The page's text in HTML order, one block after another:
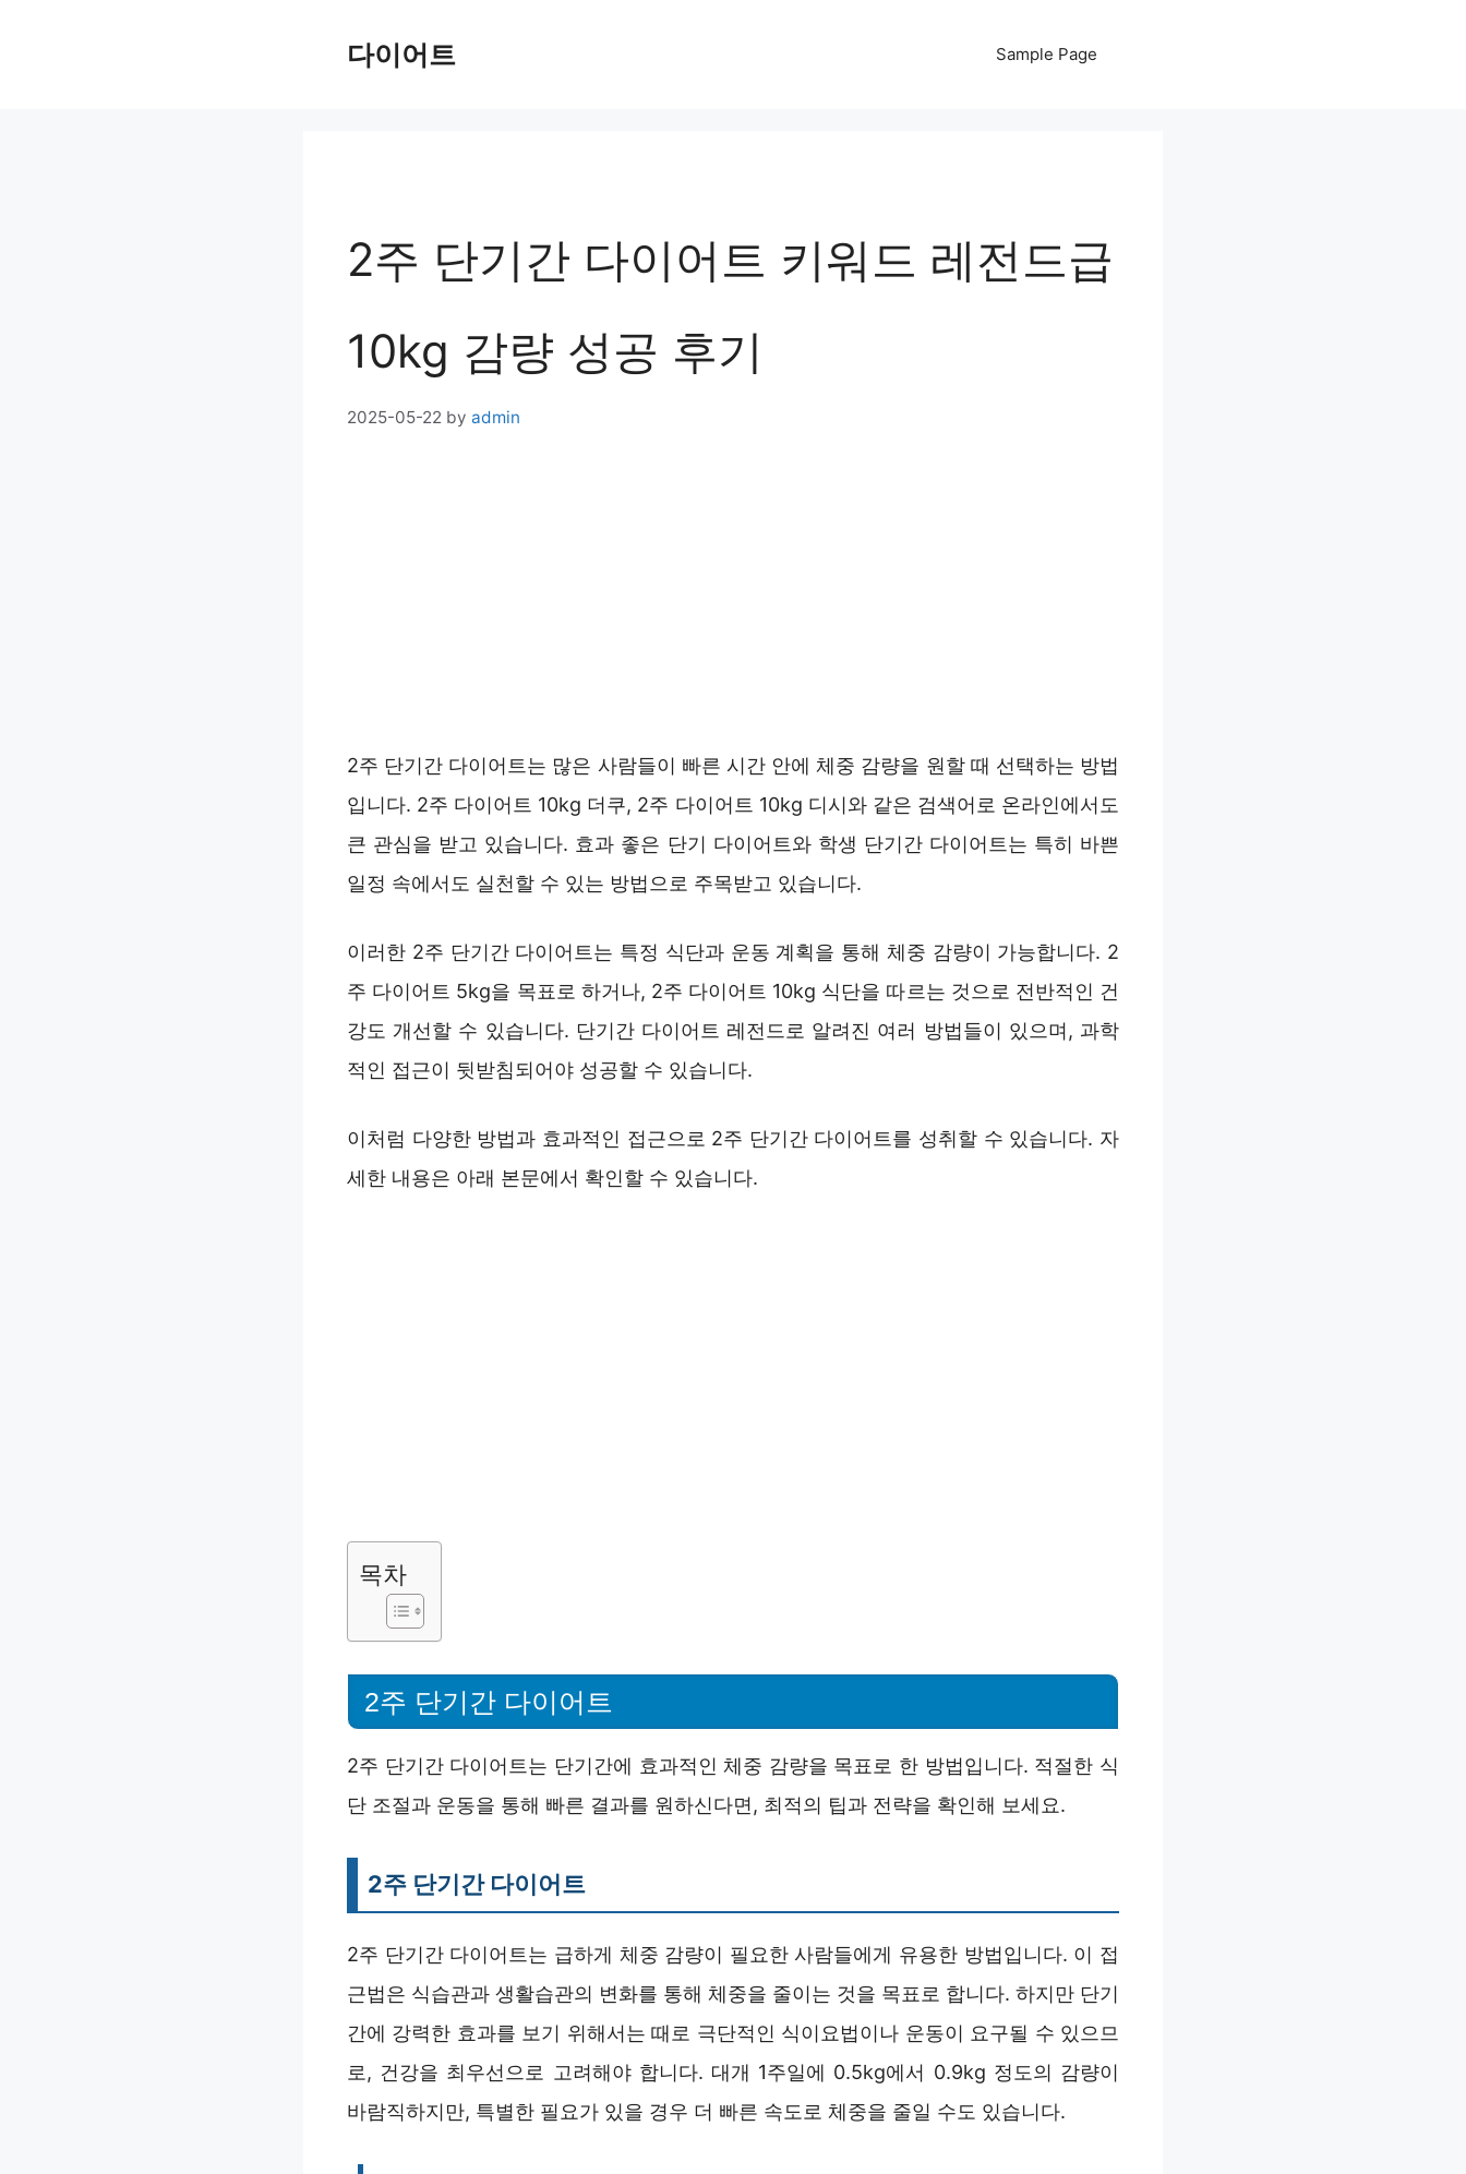
다이어트 Sample Page
2주 단기간 다이어트 키워드 레전드급
10kg 감량 성공 후기
2025-05-22 by admin
2주 단기간 다이어트는 많은 사람들이 빠른 시간 안에 체중 감량을 원할 때 선택하는 방법
입니다. 2주 다이어트 10kg 더쿠, 2주 다이어트 10kg 디시와 같은 검색어로 온라인에서도
큰 관심을 받고 있습니다. 효과 좋은 단기 다이어트와 학생 단기간 다이어트는 특히 바쁜
일정 속에서도 실천할 수 있는 방법으로 주목받고 있습니다.
이러한 2주 단기간 다이어트는 특정 식단과 운동 계획을 통해 체중 감량이 가능합니다. 2
주 다이어트 5kg을 목표로 하거나, 2주 다이어트 10kg 식단을 따르는 것으로 전반적인 건
강도 개선할 수 있습니다. 단기간 다이어트 레전드로 알려진 여러 방법들이 있으며, 과학
적인 접근이 뒷받침되어야 성공할 수 있습니다.
이처럼 다양한 방법과 효과적인 접근으로 2주 단기간 다이어트를 성취할 수 있습니다. 자
세한 내용은 아래 본문에서 확인할 수 있습니다.
목차
2주 단기간 다이어트
2주 단기간 다이어트는 단기간에 효과적인 체중 감량을 목표로 한 방법입니다. 적절한 식
단 조절과 운동을 통해 빠른 결과를 원하신다면, 최적의 팁과 전략을 확인해 보세요.
2주 단기간 다이어트
2주 단기간 다이어트는 급하게 체중 감량이 필요한 사람들에게 유용한 방법입니다. 이 접
근법은 식습관과 생활습관의 변화를 통해 체중을 줄이는 것을 목표로 합니다. 하지만 단기
간에 강력한 효과를 보기 위해서는 때로 극단적인 식이요법이나 운동이 요구될 수 있으므
로, 건강을 최우선으로 고려해야 합니다. 대개 1주일에 0.5kg에서 0.9kg 정도의 감량이
바람직하지만, 특별한 필요가 있을 경우 더 빠른 속도로 체중을 줄일 수도 있습니다.